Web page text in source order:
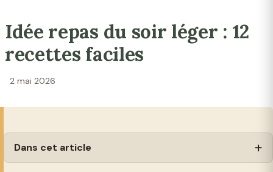
Idée repas du soir léger : 12
recettes faciles
2 mai 2026
Dans cet article